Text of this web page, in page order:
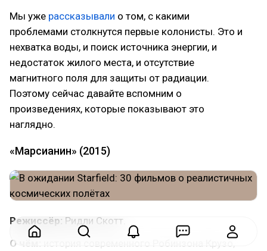
Мы уже рассказывали о том, с какими
проблемами столкнутся первые колонисты. Это и
нехватка воды, и поиск источника энергии, и
недостаток жилого места, и отсутствие
магнитного поля для защиты от радиации.
Поэтому сейчас давайте вспомним о
произведениях, которые показывают это
наглядно.
«Марсианин» (2015)
Режиссёр: Ридли Скотт.
О чём: история современного Робинзона Крузо,